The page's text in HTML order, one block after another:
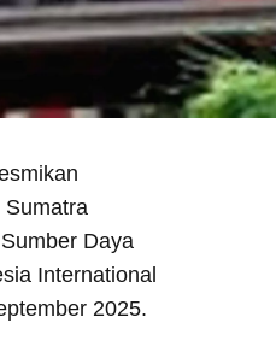
Sumatra
Daya
International
2025.